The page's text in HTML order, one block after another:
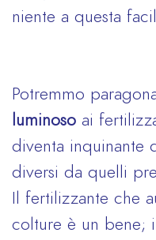
niente a questa
Potremmo
luminoso ai
diventa inquinante
diversi da quelli
Il fertilizzante che
colture è un bene;